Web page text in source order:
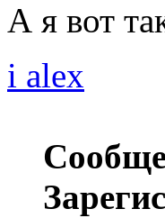
А я вот
i alex